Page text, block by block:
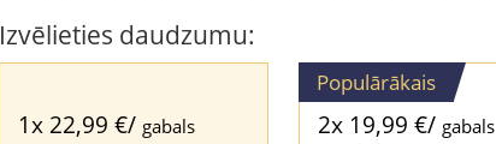
Izvēlieties daudzumu:
1x 22,99€/ gabals
Populārākais
2x 19,99 €/ gabals